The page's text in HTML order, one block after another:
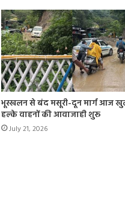
भूस्खलन से बंद मसूरी-दून मार्ग आज
हल्के वाहनों की आवाजाही शुरू
July 21, 2026